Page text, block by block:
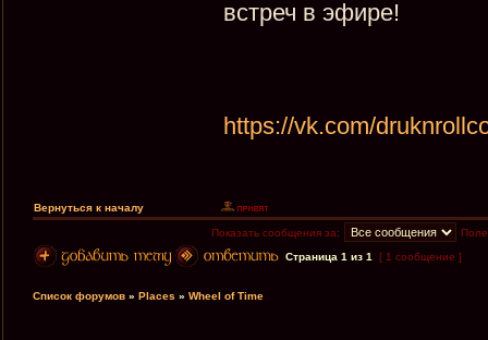
встреч в эфире!
https://vk.com/
Вернуться к началу
Показать сообщения за:
Страница 1 из 1 [ 1 сообщение ]
Список форумов » Places » Wheel of Time